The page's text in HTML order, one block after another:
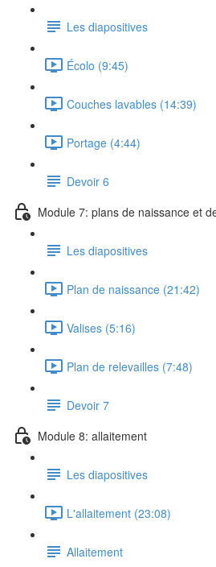
Les diapositives
Écolo (9:45)
Couches lavables (14:39)
Portage (4:44)
Devoir 6
Module 7: plans de naissance et
Les diapositives
Plan de naissance (21:42)
Valises (5:16)
Plan de relevailles (7:48)
Devoir 7
Module 8: allaitement
Les diapositives
L'allaitement (23:08)
Allaitement